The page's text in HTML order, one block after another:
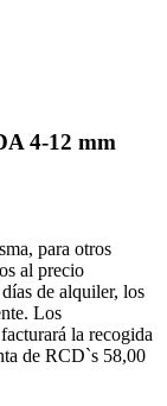
4-12 mm
para otros
al precio
de alquiler, los
Los
la recogida
de RCD`s 58,00